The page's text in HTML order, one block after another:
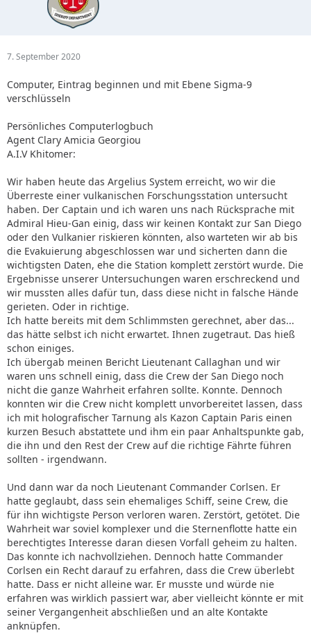
7. September 2020
Computer, Eintrag beginnen und mit Ebene Sigma-9
verschlüsseln
Persönliches Computerlogbuch
Agent Clary Amicia Georgiou
A.I.V Khitomer:
Wir haben heute das Argelius System erreicht, wo wir die
Überreste einer vulkanischen Forschungsstation untersucht
haben. Der Captain und ich waren uns nach Rücksprache mit
Admiral Hieu-Gan einig, dass wir keinen Kontakt zur San Diego
oder den Vulkanier riskieren könnten, also warteten wir ab bis
die Evakuierung abgeschlossen war und sicherten dann die
wichtigsten Daten, ehe die Station komplett zerstört wurde. Die
Ergebnisse unserer Untersuchungen waren erschreckend und
wir mussten alles dafür tun, dass diese nicht in falsche Hände
gerieten. Oder in richtige.
Ich hatte bereits mit dem Schlimmsten gerechnet, aber das...
das hätte selbst ich nicht erwartet. Ihnen zugetraut. Das hieß
schon einiges.
Ich übergab meinen Bericht Lieutenant Callaghan und wir
waren uns schnell einig, dass die Crew der San Diego noch
nicht die ganze Wahrheit erfahren sollte. Konnte. Dennoch
konnten wir die Crew nicht komplett unvorbereitet lassen, dass
ich mit holografischer Tarnung als Kazon Captain Paris einen
kurzen Besuch abstattete und ihm ein paar Anhaltspunkte gab,
die ihn und den Rest der Crew auf die richtige Fährte führen
sollten - irgendwann.
Und dann war da noch Lieutenant Commander Corlsen. Er
hatte geglaubt, dass sein ehemaliges Schiff, seine Crew, die
für ihn wichtigste Person verloren waren. Zerstört, getötet. Die
Wahrheit war soviel komplexer und die Sternenflotte hatte ein
berechtigtes Interesse daran diesen Vorfall geheim zu halten.
Das konnte ich nachvollziehen. Dennoch hatte Commander
Corlsen ein Recht darauf zu erfahren, dass die Crew überlebt
hatte. Dass er nicht alleine war. Er musste und würde nie
erfahren was wirklich passiert war, aber vielleicht könnte er mit
seiner Vergangenheit abschließen und an alte Kontakte
anknüpfen.